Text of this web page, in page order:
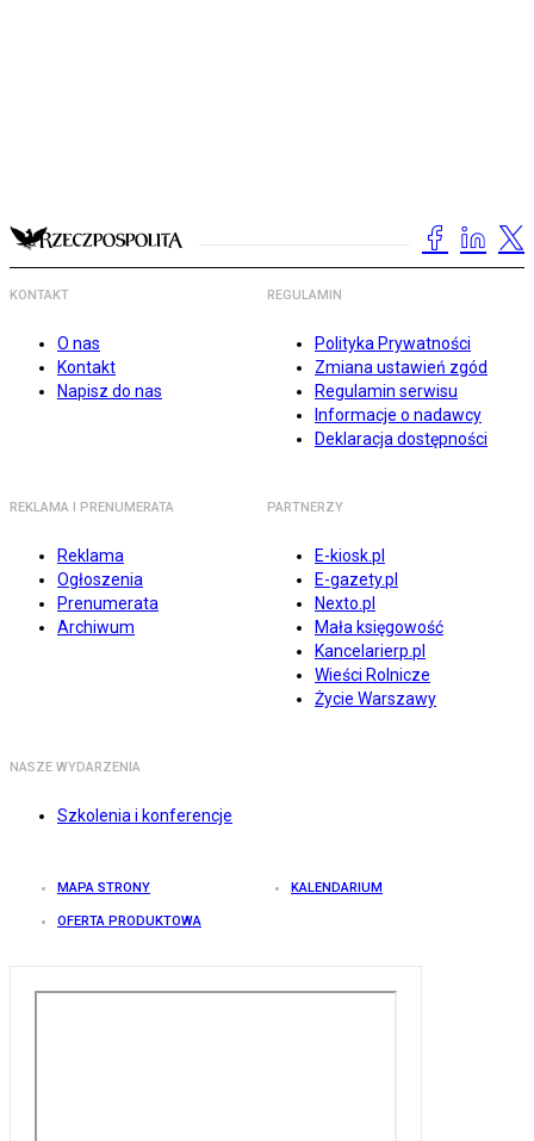
KONTAKT
O nas
Kontakt
Napisz do nas
REGULAMIN
Polityka Prywatności
Zmiana ustawień zgód
Regulamin serwisu
Informacje o nadawcy
Deklaracja dostępności
REKLAMA I PRENUMERATA
Reklama
Ogłoszenia
Prenumerata
Archiwum
PARTNERZY
E-kiosk.pl
E-gazety.pl
Nexto.pl
Mała księgowość
Kancelarierp.pl
Wieści Rolnicze
Życie Warszawy
NASZE WYDARZENIA
Szkolenia i konferencje
MAPA STRONY KALENDARIUM
OFERTA PRODUKTOWA